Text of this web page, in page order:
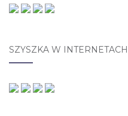
SZYSZKA W